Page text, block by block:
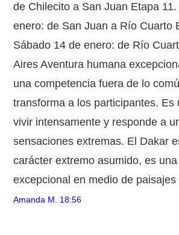
de Chilecito a San Juan Etapa
enero: de San Juan a Río Cuarto
Sábado 14 de enero: de Río
Aires Aventura humana
una competencia fuera de lo
transforma a los participantes. Es
vivir intensamente y responde a
sensaciones extremas. El Dakar
carácter extremo asumido, es
excepcional en medio de paisajes
Amanda M. 18:56